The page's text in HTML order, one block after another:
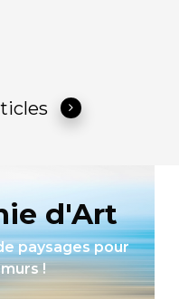
d'Art
paysages pour
!